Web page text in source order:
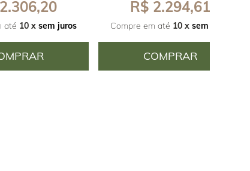
até 10 x sem juros
R$ 2.294,61
Compre em até 10 x sem juros
COMPRAR